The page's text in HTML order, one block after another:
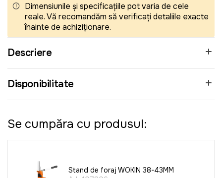
Dimensiunile și specificațiile pot varia de cele
reale. Vă recomandăm să verificați detaliile exacte
înainte de achiziționare.
Descriere
Disponibilitate
Se cumpăra cu produsul:
Stand de foraj WOKIN 38-43MM